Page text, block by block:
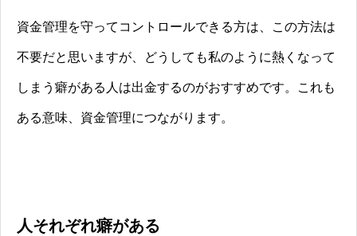
資金管理を守ってコントロールできる方は、この方法は
不要だと思いますが、どうしても私のように熱くなって
しまう癖がある人は出金するのがおすすめです。これも
ある意味、資金管理につながります。
人それぞれ癖がある